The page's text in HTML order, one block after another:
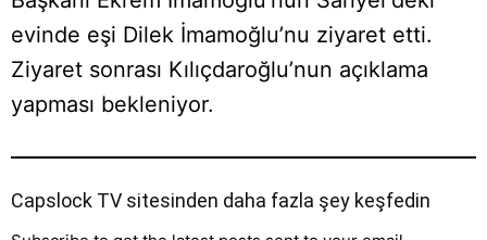
evinde eşi Dilek İmamoğlu’nu ziyaret etti.
Ziyaret sonrası Kılıçdaroğlu’nun açıklama
yapması bekleniyor.
Capslock TV sitesinden daha fazla şey keşfedin